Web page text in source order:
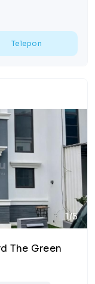
Telepon
1/5
The Green